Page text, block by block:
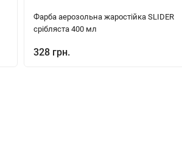
Фарба аерозольна жаростійка SLIDER
срібляста 400 мл
328 грн.